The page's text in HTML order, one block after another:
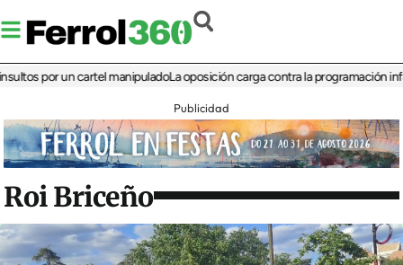
por un cartel manipuladoLa oposición carga contra la programación infantil
Publicidad
Roi Briceño